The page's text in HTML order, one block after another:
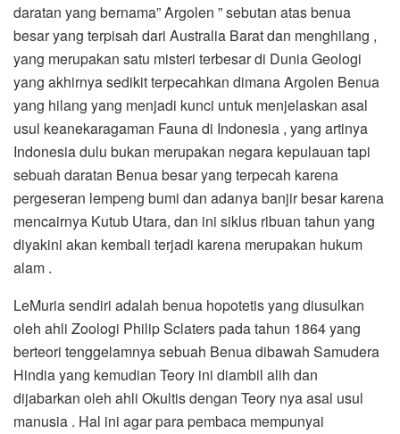
daratan yang bernama” Argolen ” sebutan atas benua
besar yang terpisah dari Australia Barat dan menghilang ,
yang merupakan satu misteri terbesar di Dunia Geologi
yang akhirnya sedikit terpecahkan dimana Argolen Benua
yang hilang yang menjadi kunci untuk menjelaskan asal
usul keanekaragaman Fauna di Indonesia , yang artinya
Indonesia dulu bukan merupakan negara kepulauan tapi
sebuah daratan Benua besar yang terpecah karena
pergeseran lempeng bumi dan adanya banjir besar karena
mencairnya Kutub Utara, dan ini siklus ribuan tahun yang
diyakini akan kembali terjadi karena merupakan hukum
alam .
LeMuria sendiri adalah benua hopotetis yang diusulkan
oleh ahli Zoologi Philip Sclaters pada tahun 1864 yang
berteori tenggelamnya sebuah Benua dibawah Samudera
Hindia yang kemudian Teory ini diambil alih dan
dijabarkan oleh ahli Okultis dengan Teory nya asal usul
manusia . Hal ini agar para pembaca mempunyai